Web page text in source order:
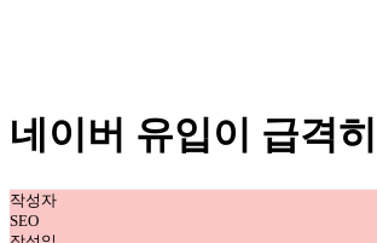
네이버 유입이 급격
작성자
SEO